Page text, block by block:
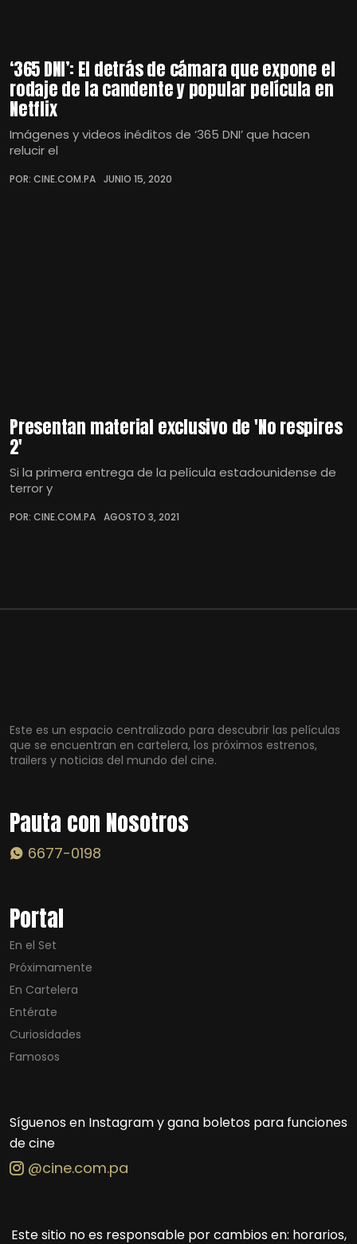
‘365 DNI’: El detrás de cámara que expone el
rodaje de la candente y popular película en
Netflix
Imágenes y videos inéditos de ‘365 DNI’ que hacen
relucir el
POR: CINE.COM.PA JUNIO 15, 2020
Presentan material exclusivo de 'No respires
2'
Si la primera entrega de la película estadounidense de
terror y
POR: CINE.COM.PA AGOSTO 3, 2021
Este es un espacio centralizado para descubrir las películas
que se encuentran en cartelera, los próximos estrenos,
trailers y noticias del mundo del cine.
Pauta con Nosotros
6677-0198
Portal
En el Set
Próximamente
En Cartelera
Entérate
Curiosidades
Famosos
Síguenos en Instagram y gana boletos para funciones
de cine
@cine.com.pa
Este sitio no es responsable por cambios en: horarios,